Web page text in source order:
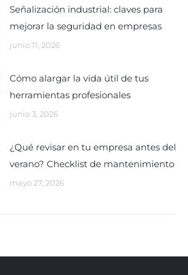
Señalización industrial: claves para
mejorar la seguridad en empresas
junio 11, 2026
Cómo alargar la vida útil de tus
herramientas profesionales
junio 3, 2026
¿Qué revisar en tu empresa antes del
verano? Checklist de mantenimiento
mayo 27, 2026